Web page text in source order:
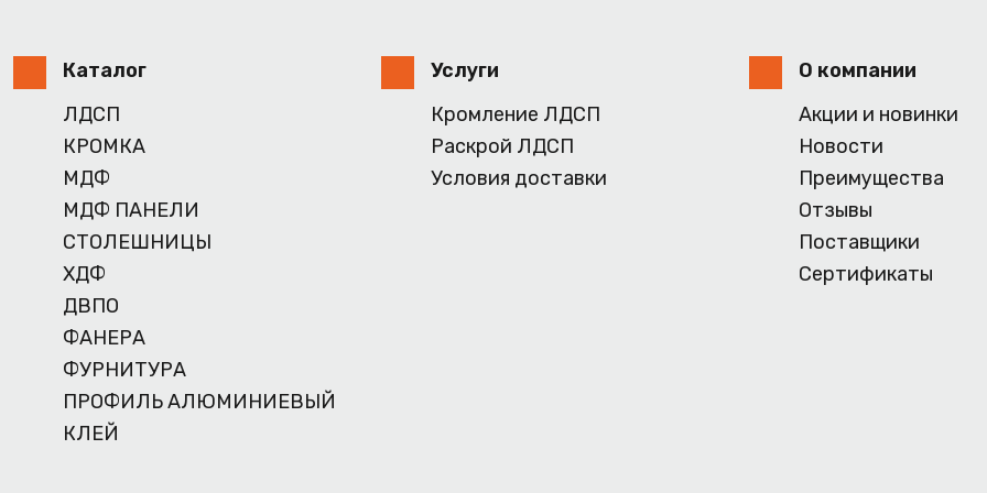
Каталог
ЛДСП
КРОМКА
МДФ
МДФ ПАНЕЛИ
СТОЛЕШНИЦЫ
ХДФ
ДВПО
ФАНЕРА
ФУРНИТУРА
ПРОФИЛЬ АЛЮМИНИЕВЫЙ
КЛЕЙ
Услуги
Кромление ЛДСП
Раскрой ЛДСП
Условия доставки
О компании
Акции и новинки
Новости
Преимущества
Отзывы
Поставщики
Сертификаты